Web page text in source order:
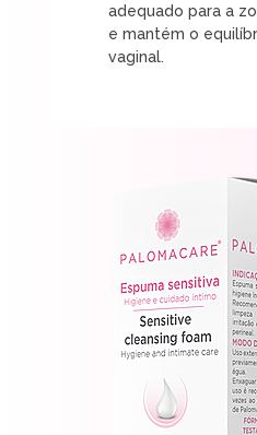
adequado para a
e mantém o
vaginal.